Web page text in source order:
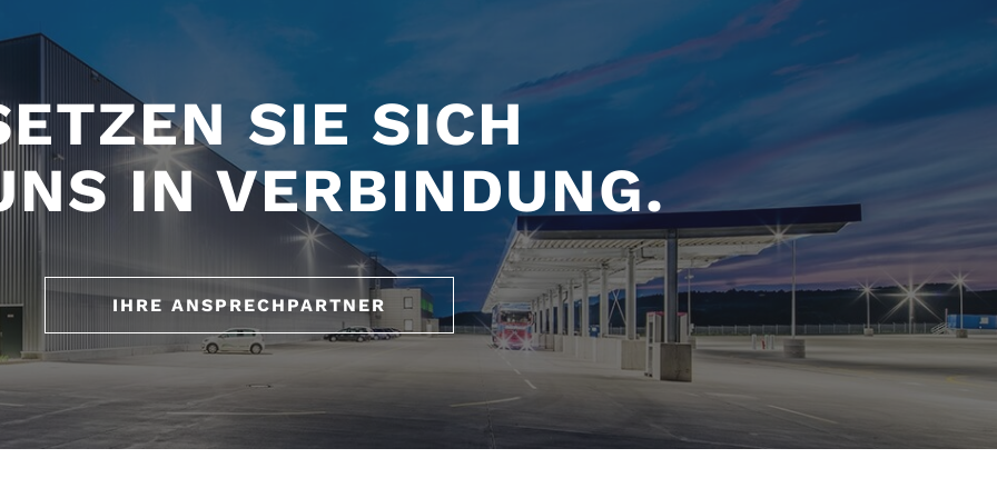
SIE SICH
IN VERBINDUNG.
IHRE ANSPRECHPARTNER